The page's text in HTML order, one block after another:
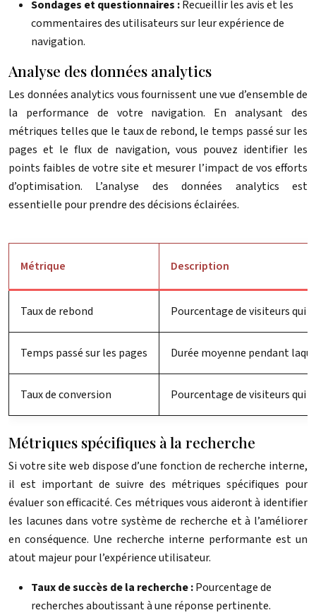
Sondages et questionnaires :Recueillir les avis et les
commentaires des utilisateurs sur leur expérience de
navigation.
Analyse des données analytics
Les données analytics vous fournissent une vue d’ensemble de
la performance de votre navigation. En analysant des
métriques telles que le taux de rebond, le temps passé sur les
pages et le flux de navigation, vous pouvez identifier les
points faibles de votre site et mesurer l’impact de vos efforts
d’optimisation. L’analyse des données analytics est
essentielle pour prendre des décisions éclairées.
Métrique Description
Taux de rebond Pourcentage de visiteurs qui
Temps passé sur les pages Durée moyenne pendant
Taux de conversion Pourcentage de visiteurs qui
Métriques spécifiques à la recherche
Si votre site web dispose d’une fonction de recherche interne,
il est important de suivre des métriques spécifiques pour
évaluer son efficacité. Ces métriques vous aideront à identifier
les lacunes dans votre système de recherche et à l’améliorer
en conséquence. Une recherche interne performante est un
atout majeur pour l’expérience utilisateur.
Taux de succès de la recherche :Pourcentage de
recherches aboutissant à une réponse pertinente.